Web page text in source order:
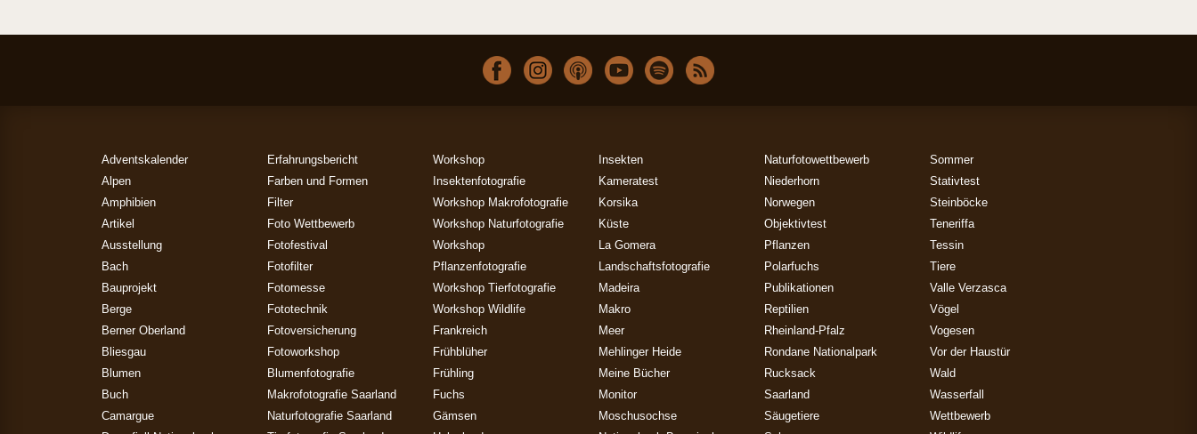
Adventskalender
Alpen
Amphibien
Artikel
Ausstellung
Bach
Bauprojekt
Berge
Berner Oberland
Bliesgau
Blumen
Buch
Camargue
Erfahrungsbericht
Farben und Formen
Filter
Foto Wettbewerb
Fotofestival
Fotofilter
Fotomesse
Fototechnik
Fotoversicherung
Fotoworkshop
Blumenfotografie
Makrofotografie Saarland
Naturfotografie Saarland
Workshop
Insektenfotografie
Workshop Makrofotografie
Workshop Naturfotografie
Workshop
Pflanzenfotografie
Workshop Tierfotografie
Workshop Wildlife
Frankreich
Frühblüher
Frühling
Fuchs
Gämsen
Insekten
Kameratest
Korsika
Küste
La Gomera
Landschaftsfotografie
Madeira
Makro
Meer
Mehlinger Heide
Meine Bücher
Monitor
Moschusochse
Naturfotowettbewerb
Niederhorn
Norwegen
Objektivtest
Pflanzen
Polarfuchs
Publikationen
Reptilien
Rheinland-Pfalz
Rondane Nationalpark
Rucksack
Saarland
Säugetiere
Sommer
Stativtest
Steinböcke
Teneriffa
Tessin
Tiere
Valle Verzasca
Vögel
Vogesen
Vor der Haustür
Wald
Wasserfall
Wettbewerb